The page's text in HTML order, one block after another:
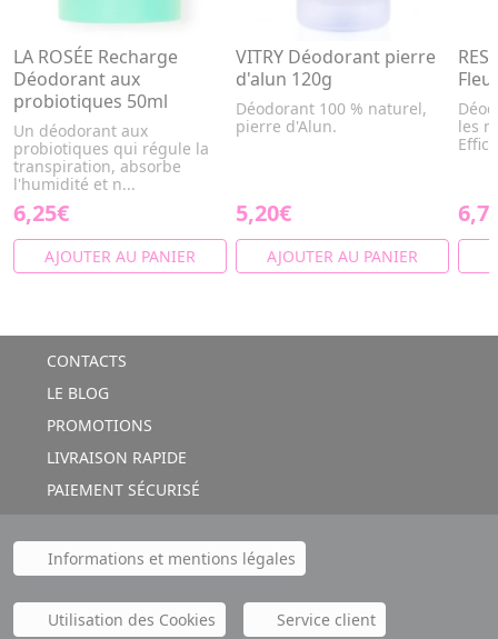
LA ROSÉE Recharge
Déodorant aux
probiotiques 50ml
Un déodorant aux
probiotiques qui régule la
transpiration, absorbe
l'humidité et n...
6,25€
AJOUTER AU PANIER
VITRY Déodorant pierre
d'alun 120g
Déodorant 100 % naturel,
pierre d'Alun.
5,20€
AJOUTER AU PANIER
les
CONTACTS
LE BLOG
PROMOTIONS
LIVRAISON RAPIDE
PAIEMENT SÉCURISÉ
Informations et mentions légales
Utilisation des Cookies Service client